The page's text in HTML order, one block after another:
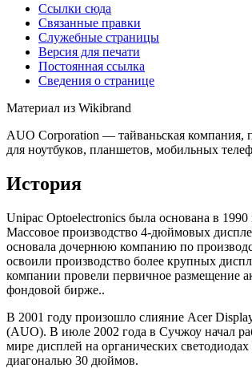
Ссылки сюда
Связанные правки
Служебные страницы
Версия для печати
Постоянная ссылка
Сведения о странице
Материал из Wikibrand
AUO Corporation — тайваньская компания,
для ноутбуков, планшетов, мобильных
История
Unipac Optoelectronics была основана в
Массовое производство 4-дюймовых
основала дочернюю компанию по
освоили производство более крупных
компании провели первичное размещение
фондовой бирже..
В 2001 году произошло слияние Acer
(AUO). В июле 2002 года в Сучжоу начал
мире дисплей на органических
диагональю 30 дюймов.